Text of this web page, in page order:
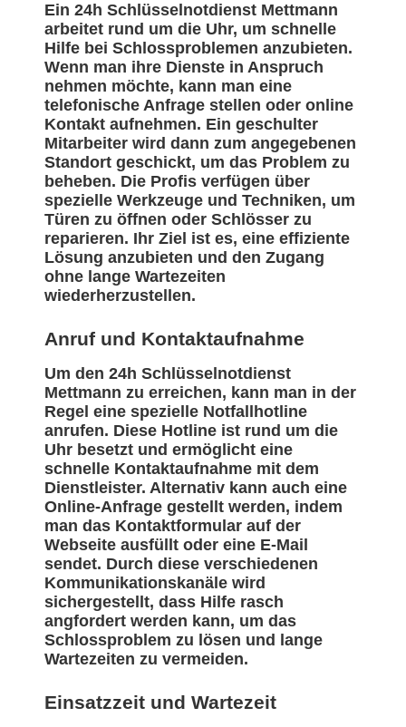
Ein 24h Schlüsselnotdienst Mettmann
arbeitet rund um die Uhr, um schnelle
Hilfe bei Schlossproblemen anzubieten.
Wenn man ihre Dienste in Anspruch
nehmen möchte, kann man eine
telefonische Anfrage stellen oder online
Kontakt aufnehmen. Ein geschulter
Mitarbeiter wird dann zum angegebenen
Standort geschickt, um das Problem zu
beheben. Die Profis verfügen über
spezielle Werkzeuge und Techniken, um
Türen zu öffnen oder Schlösser zu
reparieren. Ihr Ziel ist es, eine effiziente
Lösung anzubieten und den Zugang
ohne lange Wartezeiten
wiederherzustellen.
Anruf und Kontaktaufnahme
Um den 24h Schlüsselnotdienst
Mettmann zu erreichen, kann man in der
Regel eine spezielle Notfallhotline
anrufen. Diese Hotline ist rund um die
Uhr besetzt und ermöglicht eine
schnelle Kontaktaufnahme mit dem
Dienstleister. Alternativ kann auch eine
Online-Anfrage gestellt werden, indem
man das Kontaktformular auf der
Webseite ausfüllt oder eine E-Mail
sendet. Durch diese verschiedenen
Kommunikationskanäle wird
sichergestellt, dass Hilfe rasch
angfordert werden kann, um das
Schlossproblem zu lösen und lange
Wartezeiten zu vermeiden.
Einsatzzeit und Wartezeit